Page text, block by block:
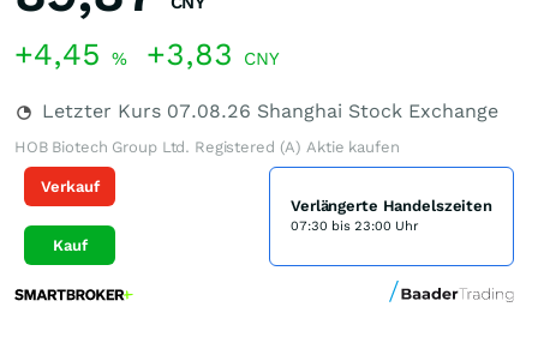
+4,45 % +3,83 CNY
Letzter Kurs 07.08.26 Shanghai Stock Exchange
HOB Biotech Group Ltd. Registered (A) Aktie kaufen
Verkauf
Kauf
Verlängerte Handelszeiten
07:30 bis 23:00 Uhr